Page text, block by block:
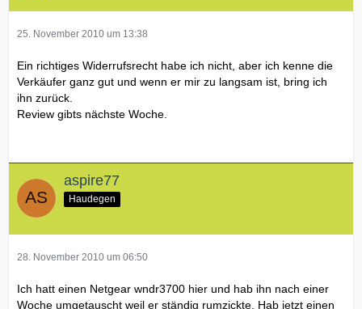
25. November 2010 um 13:38
Ein richtiges Widerrufsrecht habe ich nicht, aber ich kenne die
Verkäufer ganz gut und wenn er mir zu langsam ist, bring ich
ihn zurück.
Review gibts nächste Woche.
aspire77
Haudegen
28. November 2010 um 06:50
Ich hatt einen Netgear wndr3700 hier und hab ihn nach einer
Woche umgetauscht weil er ständig rumzickte. Hab jetzt einen